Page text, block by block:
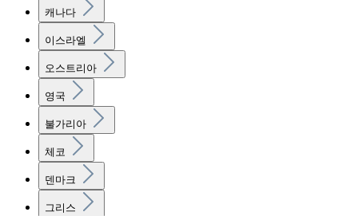
캐나다
이스라엘
오스트리아
영국
불가리아
체코
덴마크
그리스